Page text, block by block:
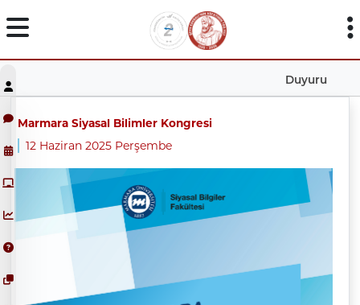
Duyuru
Marmara Siyasal Bilimler Kongresi
12 Haziran 2025 Perşembe